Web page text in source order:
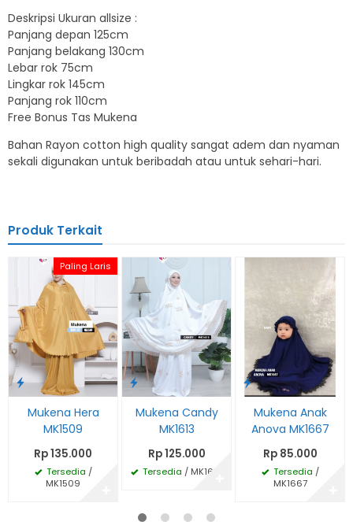
Deskripsi Ukuran allsize :
Panjang depan 125cm
Panjang belakang 130cm
Lebar rok 75cm
Lingkar rok 145cm
Panjang rok 110cm
Free Bonus Tas Mukena
Bahan Rayon cotton high quality sangat adem dan nyaman
sekali digunakan untuk beribadah atau untuk sehari-hari.
Produk Terkait
Paling Laris
Mukena Hera
MK1509
Rp 135.000
Tersedia /
MK1509
Mukena Candy
MK1613
Rp 125.000
Tersedia / MK1613
Mukena Anak
Anova MK1667
Rp 85.000
Tersedia /
MK1667